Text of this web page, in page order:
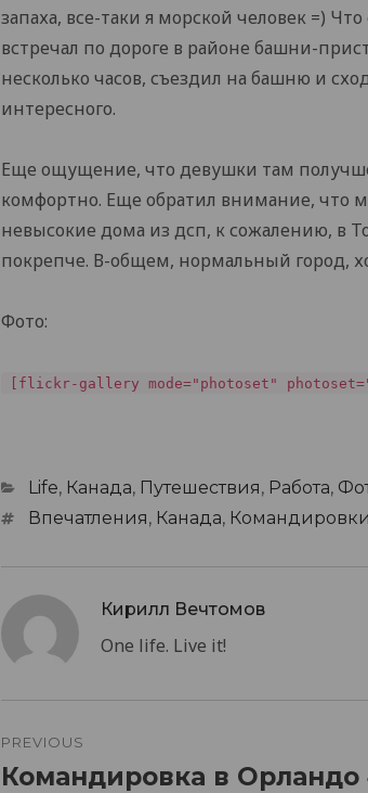
запаха, все-таки я морской человек =)
встречал по дороге в районе башни-
несколько часов, съездил на башню и
интересного.
Еще ощущение, что девушки там
комфортно. Еще обратил внимание, что
невысокие дома из дсп, к сожалению, в
покрепче. В-общем, нормальный город,
Фото:
[flickr-gallery mode="photoset"
Categories
Life, Канада, Путешествия, Работа,
TagsВпечатления, Канада, Командировки
Кирилл Вечтомов
One life. Live it!
navigation
PREVIOUS
Previous
Командировка в Орландо